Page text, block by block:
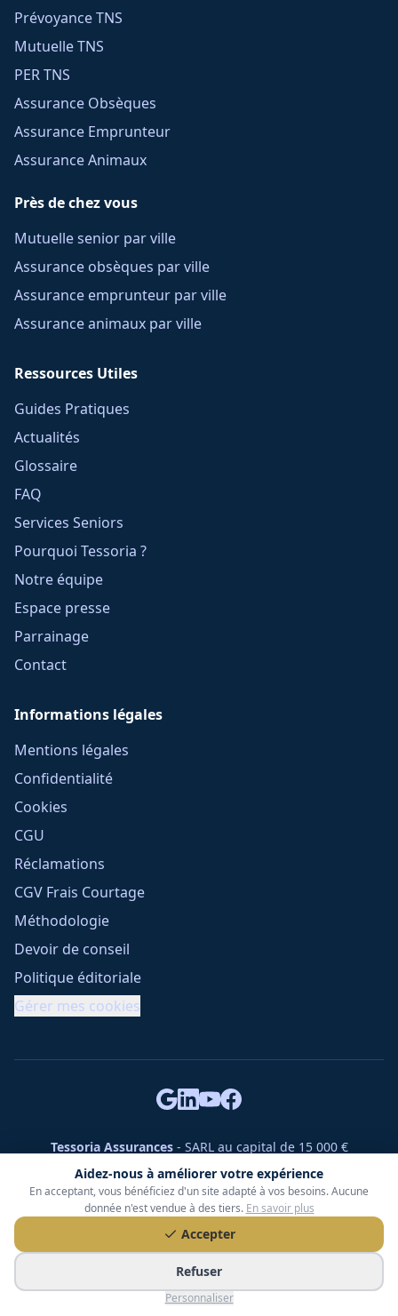
Aidez-nous à améliorer votre expérience
En acceptant, vous bénéficiez d'un site adapté à vos besoins. Aucune
donnée n'est vendue à des tiers. En savoir plus
Accepter
Refuser
Personnaliser
Prévoyance TNS
Mutuelle TNS
PER TNS
Assurance Obsèques
Assurance Emprunteur
Assurance Animaux
Près de chez vous
Mutuelle senior par ville
Assurance obsèques par ville
Assurance emprunteur par ville
Assurance animaux par ville
Ressources Utiles
Guides Pratiques
Actualités
Glossaire
FAQ
Services Seniors
Pourquoi Tessoria ?
Notre équipe
Espace presse
Parrainage
Contact
Informations légales
Mentions légales
Confidentialité
Cookies
CGU
Réclamations
CGV Frais Courtage
Méthodologie
Devoir de conseil
Politique éditoriale
Gérer mes cookies
Tessoria Assurances- SARL au capital de 15 000 €
ORIAS n° 25007309 - RCS 990 206 179 - Membre du réseau
360 Courtage
RC Pro : Klarity - Contrat n° CCOUK000785
49 chemin des Gardettes Sine, 06570 Saint-Paul-de-Vence
© Tessoria Assurances. Tous droits réservés.